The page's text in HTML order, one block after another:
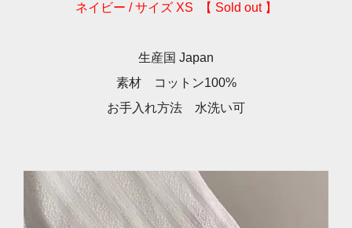
ネイビー / サイズ XS 【 Sold out 】
生産国 Japan
素材 コットン100%
お手入れ方法 水洗い可